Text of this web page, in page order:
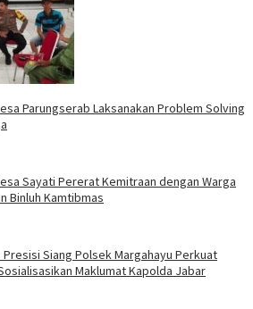
Parungserab Laksanakan Problem Solving
Sayati Pererat Kemitraan dengan Warga
Binluh Kamtibmas
Siang Polsek Margahayu Perkuat
Maklumat Kapolda Jabar